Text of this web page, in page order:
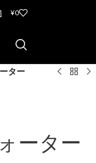
¥0
ター
ーター